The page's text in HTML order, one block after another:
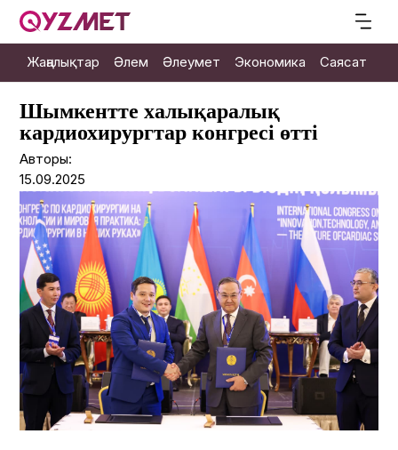
Жаңалықтар Әлем Әлеумет Экономика Саясат
Шымкентте халықаралық
кардиохирургтар конгресі өтті
Авторы:
15.09.2025